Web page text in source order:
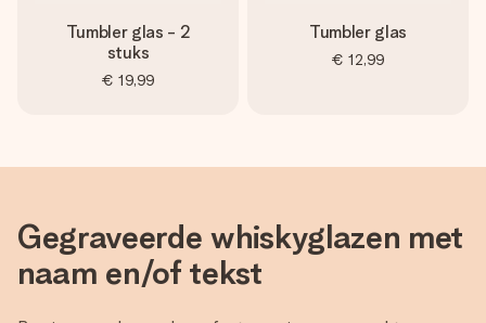
Tumbler glas - 2
stuks
€ 19,99
Tumbler glas
€ 12,99
Gegraveerde whiskyglazen met
naam en/of tekst